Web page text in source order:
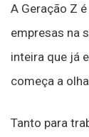
A Geração Z
empresas na
inteira que já
começa a
Tanto para